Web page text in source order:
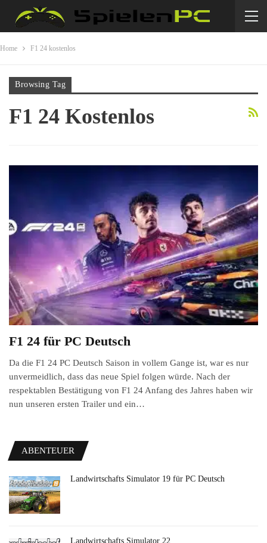
Home F1 24 kostenlos
Browsing Tag
F1 24 Kostenlos
F1 24 für PC Deutsch
Da die F1 24 PC Deutsch Saison in vollem Gange ist, war es nur
unvermeidlich, dass das neue Spiel folgen würde. Nach der
respektablen Bestätigung von F1 24 Anfang des Jahres haben wir
nun unseren ersten Trailer und ein…
ABENTEUER
Landwirtschafts Simulator 19 für PC Deutsch
Landwirtschafts Simulator 22